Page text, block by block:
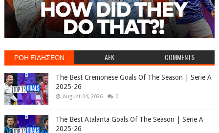
ΡΟΗ ΕΙΔΗΣΕΩΝ AEK COMMENTS
The Best Cremonese Goals Of The Season | Serie A
2025-26
August 04, 2026 0
The Best Atalanta Goals Of The Season | Serie A
2025-26